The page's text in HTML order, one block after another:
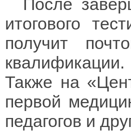
После
итогового
получит
квалификации.
Также на
первой
педагогов и